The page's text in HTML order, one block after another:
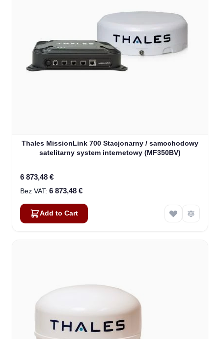
Thales MissionLink 700 Stacjonarny / samochodowy
satelitarny system internetowy (MF350BV)
6 873,48 €
6 873,48 €
Add to Cart